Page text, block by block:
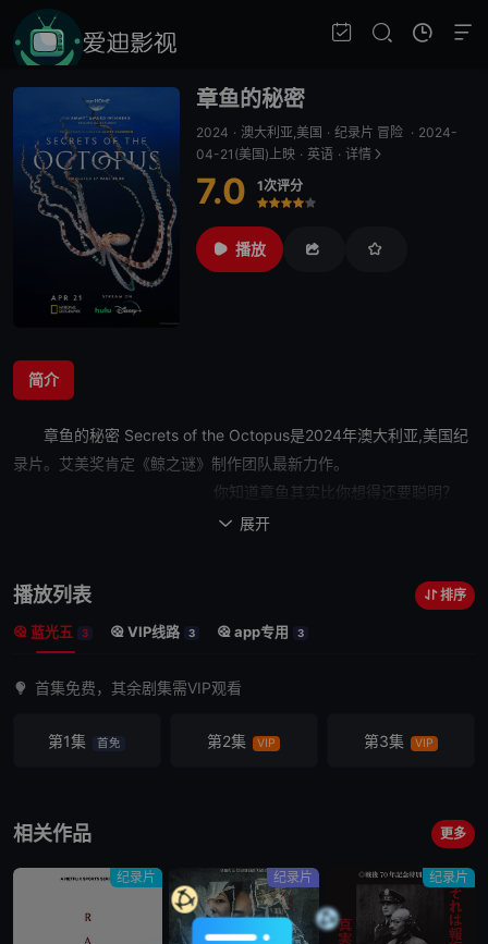
章鱼的秘密
2024 · 澳大利亚,美国 · 纪录片 冒险 · 2024-
04-21(美国)上映 · 英语 · 详情
7.0 1次评分
很差
较差
还行推荐力荐
播放
简介
章鱼的秘密 Secrets of the Octopus是2024年澳大利亚,美国纪
录片。艾美奖肯定《鲸之谜》制作团队最新力作。
你知道章鱼其实比你想得还要聪明？
又为什么它们能在极端
解开地球上最像外星人的动物“章鱼”的非凡
 展开
播放列表 排序
蓝光五 3 VIP线路 3 app专用 3
首集免费，其余剧集需VIP观看
第1集 首免 第2集 VIP 第3集 VIP
相关作品 更多
纪录片 纪录片 纪录片